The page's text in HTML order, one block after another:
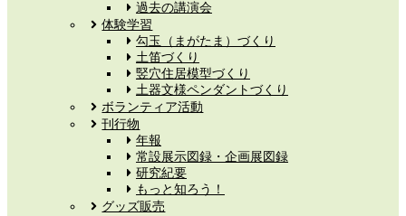
過去の講演会
体験学習
勾玉（まがたま）づくり
土笛づくり
竪穴住居模型づくり
土器文様ペンダントづくり
ボランティア活動
刊行物
年報
常設展示図録・企画展図録
研究紀要
もっと知ろう！
グッズ販売